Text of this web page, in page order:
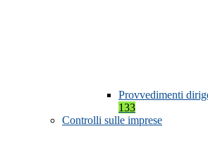
Provvedimenti
133
Controlli sulle imprese